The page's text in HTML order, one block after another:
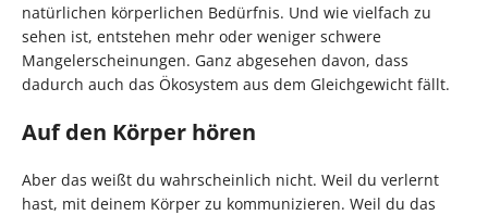
natürlichen körperlichen Bedürfnis. Und wie vielfach zu
sehen ist, entstehen mehr oder weniger schwere
Mangelerscheinungen. Ganz abgesehen davon, dass
dadurch auch das Ökosystem aus dem Gleichgewicht fällt.
Auf den Körper hören
Aber das weißt du wahrscheinlich nicht. Weil du verlernt
hast, mit deinem Körper zu kommunizieren. Weil du das